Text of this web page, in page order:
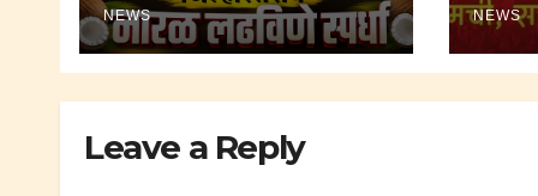
NEWS NEWS
Leave a Reply